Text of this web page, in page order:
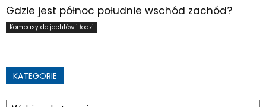
Gdzie jest północ południe wschód zachód?
Kompasy do jachtów i łodzi
KATEGORIE
Kategorie